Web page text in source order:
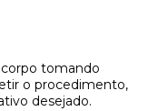
tomando
o procedimento,
desejado.